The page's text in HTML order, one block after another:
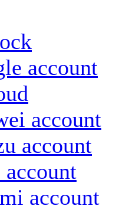
account
account
account
account